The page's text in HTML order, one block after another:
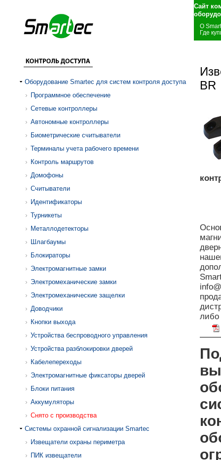
Сайт
О
Где
Оборудование Smartec для систем контроля доступа
Программное обеспечение
Сетевые контроллеры
Автономные контроллеры
Биометрические считыватели
Терминалы учета рабочего времени
Контроль маршрутов
Домофоны
Считыватели
Идентификаторы
Турникеты
Металлодетекторы
Шлагбаумы
Блокираторы
Электромагнитные замки
Электромеханические замки
Электромеханические защелки
Доводчики
Кнопки выхода
Устройства беспроводного управления
Устройства разблокировки дверей
Кабелепереходы
Электромагнитные фиксаторы дверей
Блоки питания
Аккумуляторы
Снято с производства
Системы охранной сигнализации Smartec
Извещатели охраны периметра
ПИК извещатели
BR